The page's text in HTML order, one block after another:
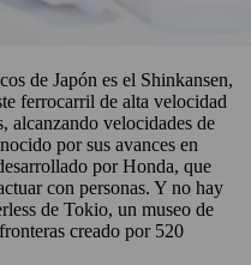
de Japón es el Shinkansen,
ferrocarril de alta velocidad
alcanzando velocidades de
por sus avances en
por Honda, que
con personas. Y no hay
de Tokio, un museo de
creado por 520